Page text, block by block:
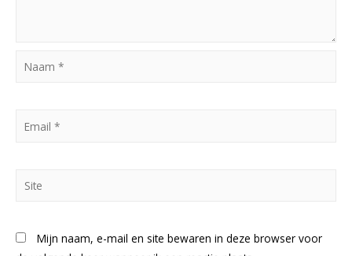
Naam
Mijn naam, e-mail en site bewaren in deze browser voor